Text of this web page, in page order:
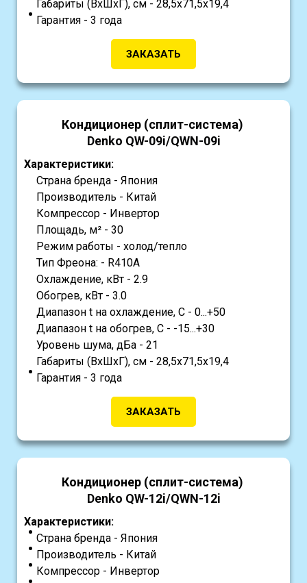
Габариты (ВхШхГ), см - 28,5x71,5x19,4
Гарантия - 3 года
ЗАКАЗАТЬ
Кондиционер (сплит-система)
Denko QW-09i/QWN-09i
Характеристики:
Страна бренда - Япония
Производитель - Китай
Компрессор - Инвертор
Площадь, м² - 30
Режим работы - холод/тепло
Тип Фреона: - R410A
Охлаждение, кВт - 2.9
Обогрев, кВт - 3.0
Диапазон t на охлаждение, С - 0...+50
Диапазон t на обогрев, С - -15...+30
Уровень шума, дБа - 21
Габариты (ВхШхГ), см - 28,5x71,5x19,4
Гарантия - 3 года
ЗАКАЗАТЬ
Кондиционер (сплит-система)
Denko QW-12i/QWN-12i
Характеристики:
Страна бренда - Япония
Производитель - Китай
Компрессор - Инвертор